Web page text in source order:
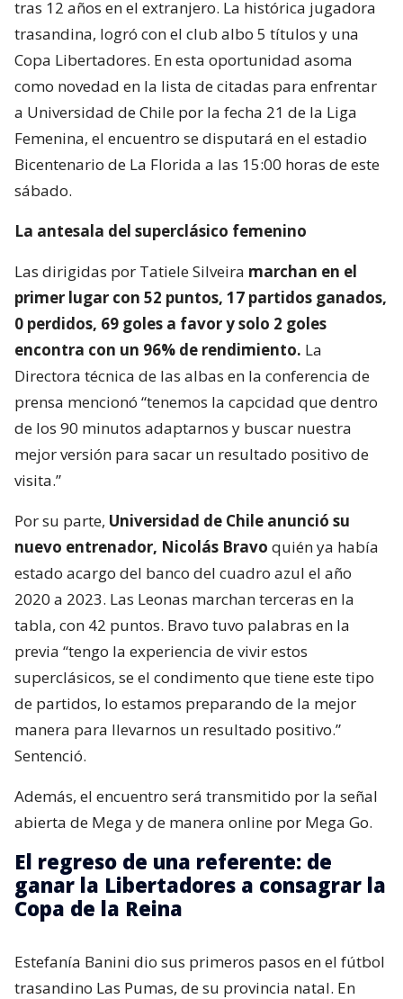
tras 12 años en el extranjero. La histórica jugadora
trasandina, logró con el club albo 5 títulos y una
Copa Libertadores. En esta oportunidad asoma
como novedad en la lista de citadas para enfrentar
a Universidad de Chile por la fecha 21 de la Liga
Femenina, el encuentro se disputará en el estadio
Bicentenario de La Florida a las 15:00 horas de este
sábado.
La antesala del superclásico femenino
Las dirigidas por Tatiele Silveira marchan en el
primer lugar con 52 puntos, 17 partidos ganados,
0 perdidos, 69 goles a favor y solo 2 goles
encontra con un 96% de rendimiento. La
Directora técnica de las albas en la conferencia de
prensa mencionó “tenemos la capcidad que dentro
de los 90 minutos adaptarnos y buscar nuestra
mejor versión para sacar un resultado positivo de
visita.”
Por su parte, Universidad de Chile anunció su
nuevo entrenador, Nicolás Bravo quién ya había
estado acargo del banco del cuadro azul el año
2020 a 2023. Las Leonas marchan terceras en la
tabla, con 42 puntos. Bravo tuvo palabras en la
previa “tengo la experiencia de vivir estos
superclásicos, se el condimento que tiene este tipo
de partidos, lo estamos preparando de la mejor
manera para llevarnos un resultado positivo.”
Sentenció.
Además, el encuentro será transmitido por la señal
abierta de Mega y de manera online por Mega Go.
El regreso de una referente: de
ganar la Libertadores a consagrar la
Copa de la Reina
Estefanía Banini dio sus primeros pasos en el fútbol
trasandino Las Pumas, de su provincia natal. En